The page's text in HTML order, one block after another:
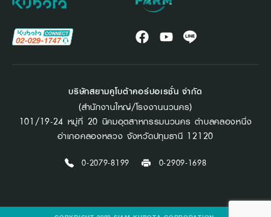
บริษัทสยามคูโบต้าคอร์ปอเรชั่น จำกัด
(สำนักงานใหญ่/โรงงานนวนคร)
101/19-24 หมู่ที่ 20 นิคมอุตสาหกรรมนวนคร ตำบลคลองหนึ่ง
อำเภอคลองหลวง จังหวัดปทุมธานี 12120
0-2079-8199 0-2909-1698